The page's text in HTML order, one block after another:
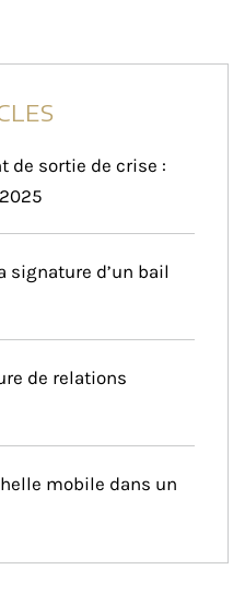
de sortie de crise :
signature d’un bail
de relations
mobile dans un